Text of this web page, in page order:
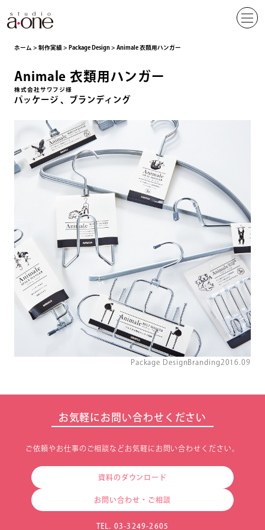
ホーム > 制作実績> Package Design> Animale 衣類用ハンガー
Animale 衣類用ハンガー
株式会社サワフジ様
パッケージ ブランディング
Package DesignBranding2016.09
お気軽にお問い合わせください
ご依頼やお仕事のご相談などお気軽にお問い合わせください。
資料のダウンロード
お問い合わせ・ご相談
TEL. 03-3249-2605